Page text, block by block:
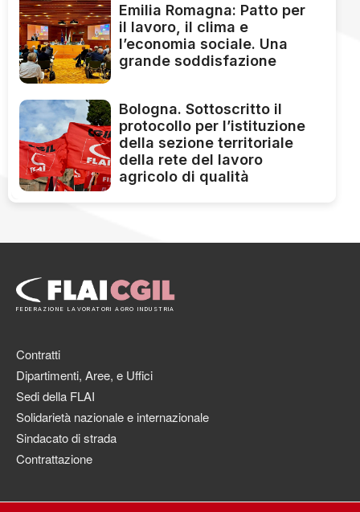
Emilia Romagna: Patto per
il lavoro, il clima e
l’economia sociale. Una
grande soddisfazione
Bologna. Sottoscritto il
protocollo per l’istituzione
della sezione territoriale
della rete del lavoro
agricolo di qualità
FEDERAZIONE LAVORATORI AGRO INDUSTRIA
Contratti
Dipartimenti, Aree, e Uffici
Sedi della FLAI
Solidarietà nazionale e internazionale
Sindacato di strada
Contrattazione